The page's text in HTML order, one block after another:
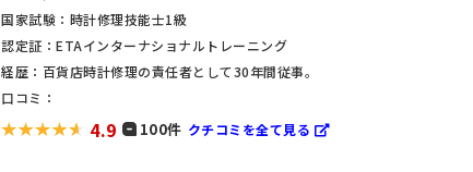
国家試験：時計修理技能士1級
認定証：ETAインターナショナルトレーニング
経歴：百貨店時計修理の責任者として30年間従事。
口コミ：
4.9 100件 クチコミを全て見る